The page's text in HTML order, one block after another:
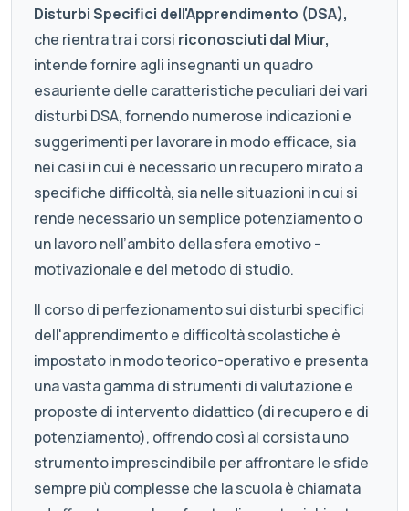
Disturbi Specifici dell'Apprendimento (DSA),
che rientra tra i corsi riconosciuti dal Miur,
intende fornire agli insegnanti un quadro
esauriente delle caratteristiche peculiari dei vari
disturbi DSA, fornendo numerose indicazioni e
suggerimenti per lavorare in modo efficace, sia
nei casi in cui è necessario un recupero mirato a
specifiche difficoltà, sia nelle situazioni in cui si
rende necessario un semplice potenziamento o
un lavoro nell’ambito della sfera emotivo -
motivazionale e del metodo di studio.
Il corso di perfezionamento sui disturbi specifici
dell'apprendimento e difficoltà scolastiche è
impostato in modo teorico-operativo e presenta
una vasta gamma di strumenti di valutazione e
proposte di intervento didattico (di recupero e di
potenziamento), offrendo così al corsista uno
strumento imprescindibile per affrontare le sfide
sempre più complesse che la scuola è chiamata